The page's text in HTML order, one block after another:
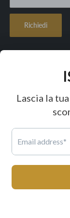
FAQ - Paga in 3 rate
Richiedi
Accettiamo
© 2026 Mobilmarket di
(FI) | P.IVA 04576990487